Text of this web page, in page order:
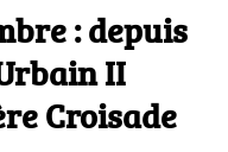
: depuis
II
Croisade